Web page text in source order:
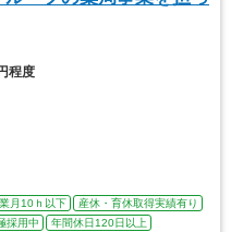
程度
月10ｈ以下
産休・育休取得実績有り
採用中 年間休日120日以上